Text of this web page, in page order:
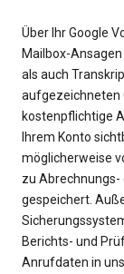
Über Ihr Google
Mailbox-
als auch
aufgezeichneten
kostenpflichtige
Ihrem Konto
möglicherweise
zu
gespeichert.
Berichts- und
Anrufdaten in